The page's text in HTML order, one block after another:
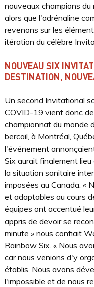
nouveaux champions
alors que l'adrénaline
revenons sur les
itération du célèbre
NOUVEAU SIX
DESTINATION,
Un second Invitational
COVID-19 vient donc
championnat du monde
bercail, à Montréal,
l'événement
Six aurait finalement
la situation sanitaire
imposées au Canada. «
et adaptables au cours
équipes ont accentué
appris de devoir se
minute » nous confiait
Rainbow Six. « Nous
car nous venions d'y
établis. Nous avons
l'impossible et de nous